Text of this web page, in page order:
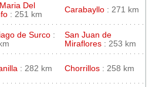
Del
: 251 km
Carabayllo : 271 km
de Surco :
San Juan de
Miraflores : 253 km
: 282 km Chorrillos : 258 km